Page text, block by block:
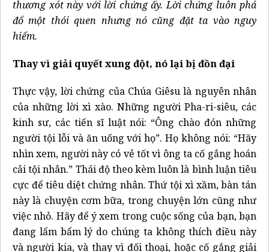
thương xót này với lời chứng ấy. Lời chứng luôn phá
đổ một thói quen nhưng nó cũng đặt ta vào nguy
hiểm.
Thay vì giải quyết xung đột, nó lại bị đồn đại
Thực vậy, lời chứng của Chúa Giêsu là nguyên nhân
của những lời xì xào. Những người Pha-ri-siêu, các
kinh sư, các tiến sĩ luật nói: “Ông chào đón những
người tội lỗi và ăn uống với họ”. Họ không nói: “Hãy
nhìn xem, người này có vẻ tốt vì ông ta cố gắng hoán
cải tội nhân.” Thái độ theo kèm luôn là bình luận tiêu
cực để tiêu diệt chứng nhân. Thứ tội xì xầm, bàn tán
này là chuyện cơm bữa, trong chuyện lớn cũng như
việc nhỏ. Hãy để ý xem trong cuộc sống của bạn, bạn
đang lẩm bẩm lý do chúng ta không thích điều này
và người kia, và thay vì đối thoại, hoặc cố gắng giải